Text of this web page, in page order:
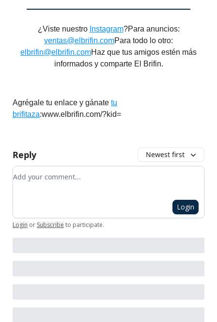
¿Viste nuestro Instagram?Para anuncios:
ventas@elbrifin.comPara todo lo otro:
elbrifin@elbrifin.comHaz que tus amigos estén más
informados y comparte El Brifin.
Agrégale tu enlace y gánate tu
brifitaza:www.elbrifin.com/?kid=
Reply Newest first
Add your comment
Login
Login or Subscribe to participate.